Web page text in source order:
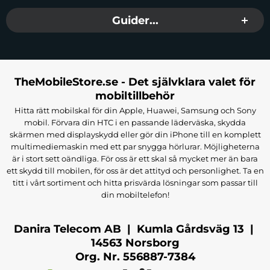
iPhone 12 Pro skal
För dem som söker ett allt-i-ett-skydd erbjuder våra
plånboksfodral för iPhone 12 Pro både skydd och
funktionalitet. Plånboksfodral kombinerar ett
heltäckande skydd med praktiska fack för kort och
kontanter. Detta gör dem idealiska för användare
som vill hålla allt på ett ställe. Våra iPhone 12 Pro
plånboksfodral är tillverkade av högkvalitativa
material som PU-läder eller äkta läder och erbjuder
professionella sammanhang.
Upptäck vårt sortiment aviPhone 12 Pro fodral.
Guider...
TheMobileStore.se - Det självklara valet för
mobiltillbehör
Hitta rätt mobilskal för din Apple, Huawei, Samsung och Sony
mobil. Förvara din HTC i en passande läderväska, skydda
skärmen med displayskydd eller gör din iPhone till en komplett
multimediemaskin med ett par snygga hörlurar. Möjligheterna
är i stort sett oändliga. För oss är ett skal så mycket mer än bara
ett skydd till mobilen, för oss är det attityd och personlighet. Ta en
titt i vårt sortiment och hitta prisvärda lösningar som passar till
din mobiltelefon!
Danira Telecom AB | Kumla Gårdsväg 13 |
14563 Norsborg
Org. Nr. 556887-7384